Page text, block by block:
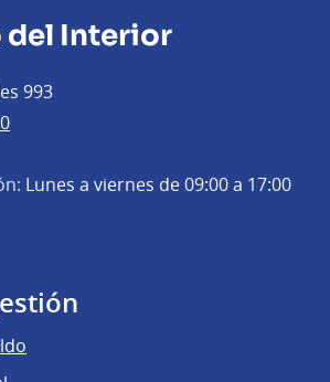
Interior
993
Lunes a viernes de 09:00 a 17:00